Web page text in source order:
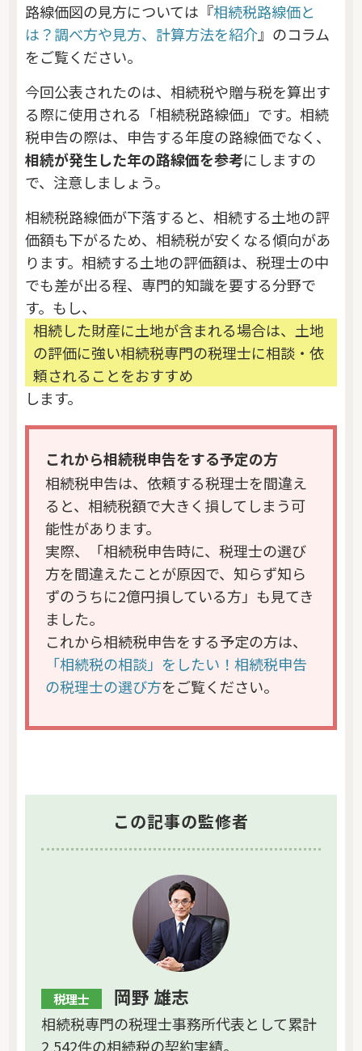
路線価図の見方については『相続税路線価と
は？調べ方や見方、計算方法を紹介』のコラム
をご覧ください。
今回公表されたのは、相続税や贈与税を算出す
る際に使用される「相続税路線価」です。相続
税申告の際は、申告する年度の路線価でなく、
相続が発生した年の路線価を参考にしますの
で、注意しましょう。
相続税路線価が下落すると、相続する土地の評
価額も下がるため、相続税が安くなる傾向があ
ります。相続する土地の評価額は、税理士の中
でも差が出る程、専門的知識を要する分野で
す。もし、
相続した財産に土地が含まれる場合は、土地
の評価に強い相続税専門の税理士に相談・依
頼されることをおすすめ
します。
これから相続税申告をする予定の方
相続税申告は、依頼する税理士を間違え
ると、相続税額で大きく損してしまう可
能性があります。
実際、「相続税申告時に、税理士の選び
方を間違えたことが原因で、知らず知ら
ずのうちに2億円損している方」も見てき
ました。
これから相続税申告をする予定の方は、
「相続税の相談」をしたい！相続税申告
の税理士の選び方をご覧ください。
この記事の監修者
税理士 岡野 雄志
相続税専門の税理士事務所代表として累計
2,542件の相続税の契約実績。